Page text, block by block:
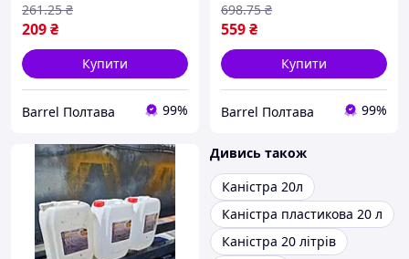
209₴
261.25 ₴
Купити
Barrel Полтава 99%
559₴
698.75 ₴
Купити
Barrel Полтава 99%
Дивись також
Каністра 20л
Каністра пластикова 20 л
Каністра 20 літрів